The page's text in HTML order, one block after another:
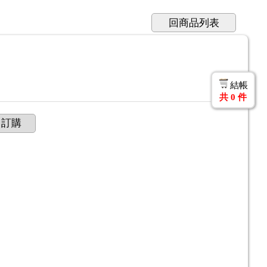
回商品列表
訂購
結帳
共 0 件